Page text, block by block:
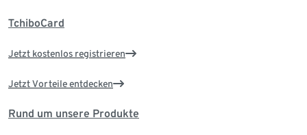
TchiboCard
Jetzt kostenlos registrieren
Jetzt Vorteile entdecken
Rund um unsere Produkte